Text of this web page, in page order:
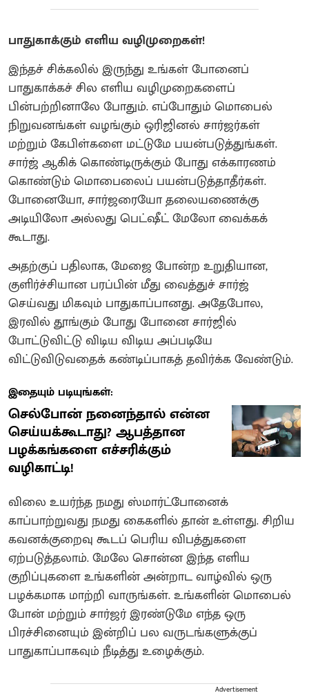
பாதுகாக்கும் எளிய வழிமுறைகள்!
இந்தச் சிக்கலில் இருந்து உங்கள் போனைப்
பாதுகாக்கச் சில எளிய வழிமுறைகளைப்
பின்பற்றினாலே போதும். எப்போதும் மொபைல்
நிறுவனங்கள் வழங்கும் ஒரிஜினல் சார்ஜர்கள்
மற்றும் கேபிள்களை மட்டுமே பயன்படுத்துங்கள்.
சார்ஜ் ஆகிக் கொண்டிருக்கும் போது எக்காரணம்
கொண்டும் மொபைலைப் பயன்படுத்தாதீர்கள்.
போனையோ, சார்ஜரையோ தலையணைக்கு
அடியிலோ அல்லது பெட்ஷீட் மேலோ வைக்கக்
கூடாது.
அதற்குப் பதிலாக, மேஜை போன்ற உறுதியான,
குளிர்ச்சியான பரப்பின் மீது வைத்துச் சார்ஜ்
செய்வது மிகவும் பாதுகாப்பானது. அதேபோல,
இரவில் தூங்கும் போது போனை சார்ஜில்
போட்டுவிட்டு விடிய விடிய அப்படியே
விட்டுவிடுவதைக் கண்டிப்பாகத் தவிர்க்க வேண்டும்.
இதையும் படியுங்கள்:
செல்போன் நனைந்தால் என்ன
செய்யக்கூடாது? ஆபத்தான
பழக்கங்களை எச்சரிக்கும்
வழிகாட்டி!
விலை உயர்ந்த நமது ஸ்மார்ட்போனைக்
காப்பாற்றுவது நமது கைகளில் தான் உள்ளது. சிறிய
கவனக்குறைவு கூடப் பெரிய விபத்துகளை
ஏற்படுத்தலாம். மேலே சொன்ன இந்த எளிய
குறிப்புகளை உங்களின் அன்றாட வாழ்வில் ஒரு
பழக்கமாக மாற்றி வாருங்கள். உங்களின் மொபைல்
போன் மற்றும் சார்ஜர் இரண்டுமே எந்த ஒரு
பிரச்சினையும் இன்றிப் பல வருடங்களுக்குப்
பாதுகாப்பாகவும் நீடித்து உழைக்கும்.
Advertisement